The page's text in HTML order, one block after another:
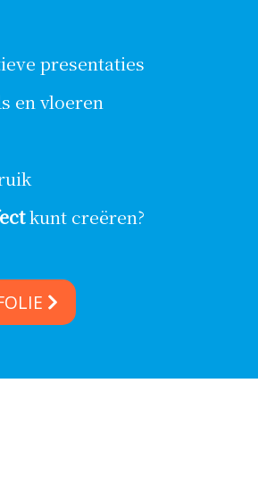
presentaties
en vloeren
kunt creëren?